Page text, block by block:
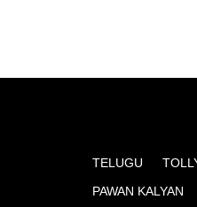
TELUGU
PAWAN KALYAN